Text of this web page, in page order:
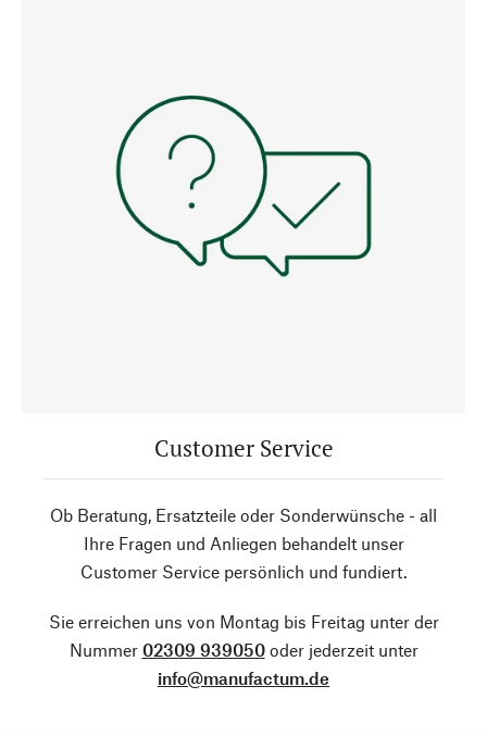
Customer Service
Ob Beratung, Ersatzteile oder Sonderwünsche - all
Ihre Fragen und Anliegen behandelt unser
Customer Service persönlich und fundiert.
Sie erreichen uns von Montag bis Freitag unter der
Nummer 02309 939050oder jederzeit unter
info@manufactum.de